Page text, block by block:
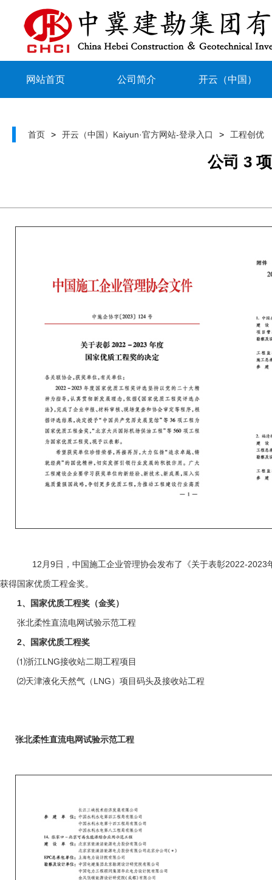
网站首页 公司简介 开云（中国）
站-登录入口
首页 > 开云（中国）Kaiyun·官方网站-登录入口 > 工程创优
公司 3
12月9日，中国施工企业管理协会发布了《关于表彰2022-2023
获得国家优质工程金奖。
1、国家优质工程奖（金奖）
张北柔性直流电网试验示范工程
2、国家优质工程奖
⑴浙江LNG接收站二期工程项目
⑵天津液化天然气（LNG）项目码头及接收站工程
张北柔性直流电网试验示范工程